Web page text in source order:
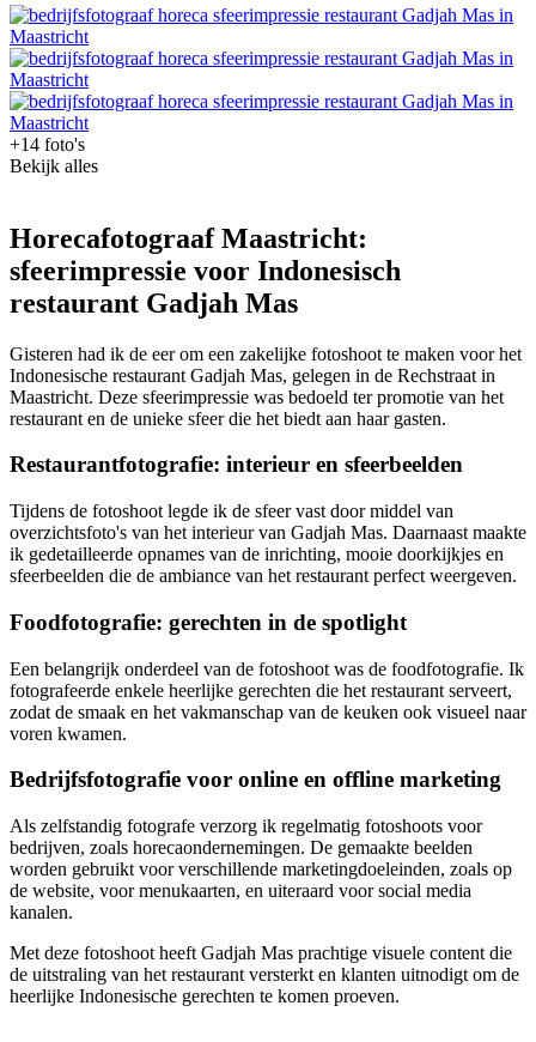
+14 foto's
Bekijk alles
Horecafotograaf Maastricht:
sfeerimpressie voor Indonesisch
restaurant Gadjah Mas
Gisteren had ik de eer om een zakelijke fotoshoot te maken voor het
Indonesische restaurant Gadjah Mas, gelegen in de Rechstraat in
Maastricht. Deze sfeerimpressie was bedoeld ter promotie van het
restaurant en de unieke sfeer die het biedt aan haar gasten.
Restaurantfotografie: interieur en sfeerbeelden
Tijdens de fotoshoot legde ik de sfeer vast door middel van
overzichtsfoto's van het interieur van Gadjah Mas. Daarnaast maakte
ik gedetailleerde opnames van de inrichting, mooie doorkijkjes en
sfeerbeelden die de ambiance van het restaurant perfect weergeven.
Foodfotografie: gerechten in de spotlight
Een belangrijk onderdeel van de fotoshoot was de foodfotografie. Ik
fotografeerde enkele heerlijke gerechten die het restaurant serveert,
zodat de smaak en het vakmanschap van de keuken ook visueel naar
voren kwamen.
Bedrijfsfotografie voor online en offline marketing
Als zelfstandig fotografe verzorg ik regelmatig fotoshoots voor
bedrijven, zoals horecaondernemingen. De gemaakte beelden
worden gebruikt voor verschillende marketingdoeleinden, zoals op
de website, voor menukaarten, en uiteraard voor social media
kanalen.
Met deze fotoshoot heeft Gadjah Mas prachtige visuele content die
de uitstraling van het restaurant versterkt en klanten uitnodigt om de
heerlijke Indonesische gerechten te komen proeven.